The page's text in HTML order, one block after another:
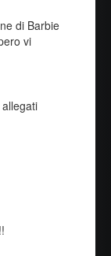
di Barbie
vi